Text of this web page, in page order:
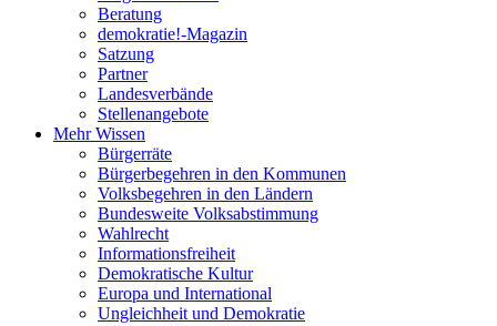
Beratung
demokratie!-Magazin
Satzung
Partner
Landesverbände
Stellenangebote
Mehr Wissen
Bürgerräte
Bürgerbegehren in den Kommunen
Volksbegehren in den Ländern
Bundesweite Volksabstimmung
Wahlrecht
Informationsfreiheit
Demokratische Kultur
Europa und International
Ungleichheit und Demokratie